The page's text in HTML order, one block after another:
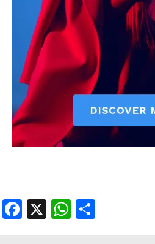
Facebook
X WhatsApp
Share
Facebook
X WhatsApp